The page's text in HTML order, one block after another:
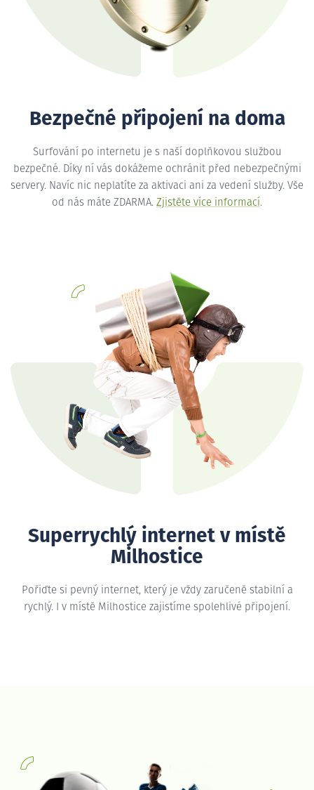
Bezpečné připojení na doma
Surfování po internetu je s naší doplňkovou službou
bezpečné. Díky ní vás dokážeme ochránit před nebezpečnými
servery. Navíc nic neplatíte za aktivaci ani za vedení služby. Vše
od nás máte ZDARMA. Zjistěte více informací.
Superrychlý internet v místě
Milhostice
Pořiďte si pevný internet, který je vždy zaručeně stabilní a
rychlý. I v místě Milhostice zajistíme spolehlivé připojení.